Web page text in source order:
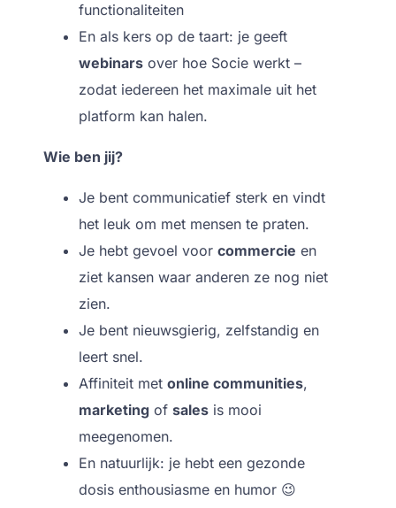
functionaliteiten
En als kers op de taart: je geeft
webinarsover hoe Socie werkt –
zodat iedereen het maximale uit het
platform kan halen.
Wie ben jij?
Je bent communicatief sterk en vindt
het leuk om met mensen te praten.
Je hebt gevoel voor commercie en
ziet kansen waar anderen ze nog niet
zien.
Je bent nieuwsgierig, zelfstandig en
leert snel.
Affiniteit met online communities,
marketing of salesis mooi
meegenomen.
En natuurlijk: je hebt een gezonde
dosis enthousiasme en humor 😉